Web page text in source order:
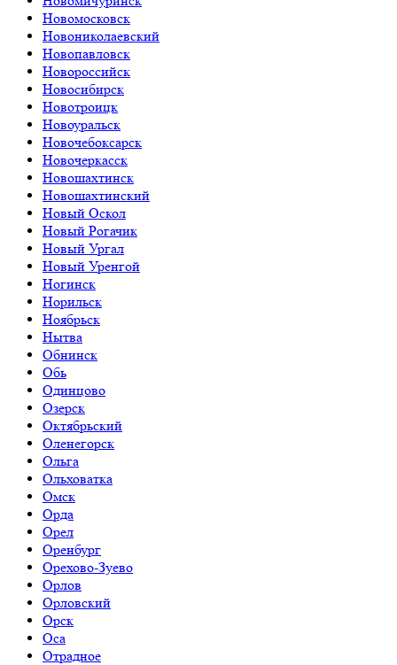
Новомосковск
Новониколаевский
Новопавловск
Новороссийск
Новосибирск
Новотроицк
Новоуральск
Новочебоксарск
Новочеркасск
Новошахтинск
Новошахтинский
Новый Оскол
Новый Рогачик
Новый Ургал
Новый Уренгой
Ногинск
Норильск
Ноябрьск
Нытва
Обнинск
Обь
Одинцово
Озерск
Октябрьский
Оленегорск
Ольга
Ольховатка
Омск
Орда
Орел
Оренбург
Орехово-Зуево
Орлов
Орловский
Орск
Оса
Отрадное